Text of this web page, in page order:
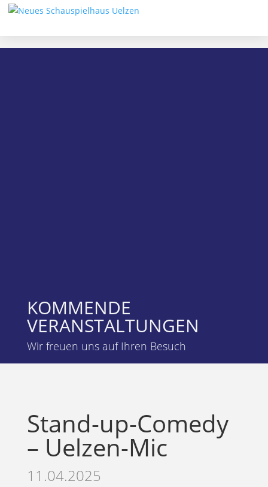
KOMMENDE
VERANSTALTUNGEN
Wir freuen uns auf Ihren Besuch
Stand-up-Comedy
– Uelzen-Mic
11.04.2025